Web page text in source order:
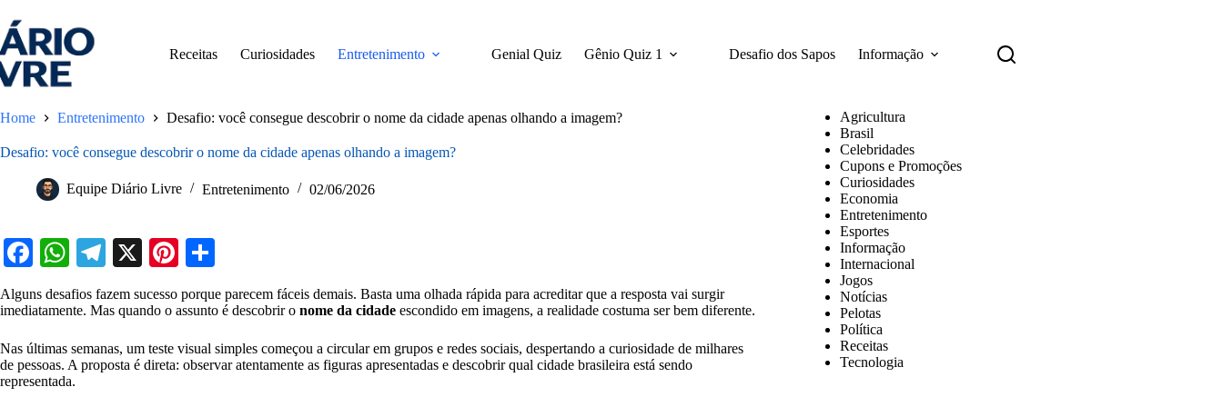
para
o
conteúdo
Receitas Curiosidades Entretenimento Genial Quiz Gênio Quiz 1 Desafio dos Sapos Informação
Home Entretenimento Desafio: você consegue descobrir o nome da cidade apenas olhando a imagem?
Desafio: você consegue descobrir o nome da cidade apenas olhando a imagem?
Equipe Diário Livre Entretenimento 02/06/2026
Fa
ce
bo
ok
W
ha
ts
A
pp
Te
gr
a
m
X
Pi
er
es
t
re
Alguns desafios fazem sucesso porque parecem fáceis demais. Basta uma olhada rápida para acreditar que a resposta vai surgir
imediatamente. Mas quando o assunto é descobrir o nome da cidade escondido em imagens, a realidade costuma ser bem diferente.
Nas últimas semanas, um teste visual simples começou a circular em grupos e redes sociais, despertando a curiosidade de milhares
de pessoas. A proposta é direta: observar atentamente as figuras apresentadas e descobrir qual cidade brasileira está sendo
representada.
Agricultura
Brasil
Celebridades
Cupons e Promoções
Curiosidades
Economia
Entretenimento
Esportes
Informação
Internacional
Jogos
Notícias
Pelotas
Política
Receitas
Tecnologia